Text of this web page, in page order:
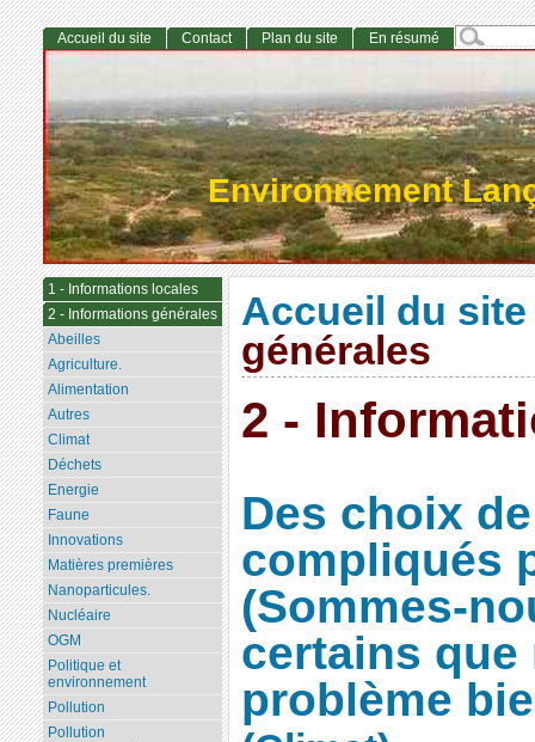
Environnement
Accueil du site
générales
2 -
Des choix
compliqués
(Sommes-
certains que
problème
Accueil du site Contact Plan du site En résumé
1 - Informations locales
2 - Informations générales
Abeilles
Agriculture.
Alimentation
Autres
Climat
Déchets
Energie
Faune
Innovations
Matières premières
Nanoparticules.
Nucléaire
OGM
Politique et
environnement
Pollution
Pollution